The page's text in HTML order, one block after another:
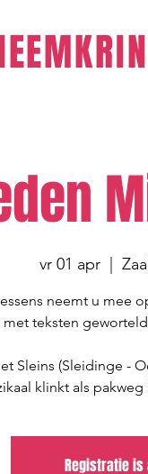
vr 01 apr
  |
neemt u
met teksten
Sleins (Sleidinge -
Registratie is